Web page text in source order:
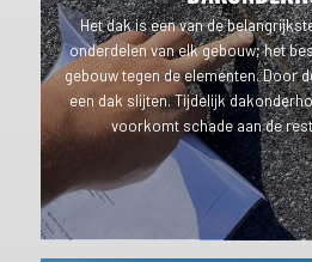
Het dak is een van de
onderdelen van elk gebouw; het
gebouw tegen de elementen. Door
een dak slijten. Tijdelijk
voorkomt schade aan de